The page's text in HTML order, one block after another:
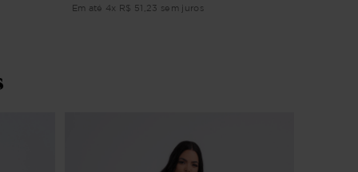
Em até 4x R$ 51 23 sem juros